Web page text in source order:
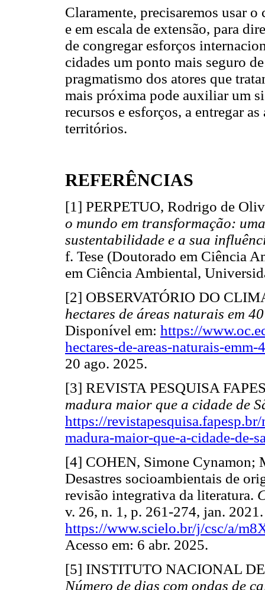
Claramente, precisaremos usar o
e em escala de extensão, para
de congregar esforços
cidades um ponto mais seguro
pragmatismo dos atores que
mais próxima pode auxiliar um
recursos e esforços, a entregar
territórios.
REFERÊNCIAS
[1] PERPETUO, Rodrigo de
o mundo em transformação:
sustentabilidade e a sua
f. Tese (Doutorado em Ciência
em Ciência Ambiental,
[2] OBSERVATÓRIO DO
hectares de áreas naturais em
Disponível em: https://
hectares-de-areas-naturais-
20 ago. 2025.
[3] REVISTA PESQUISA
madura maior que a cidade de
https://
madura-maior-que-a-cidade-de-
[4] COHEN, Simone Cynamon;
Desastres socioambientais de
revisão integrativa da literatura.
v. 26, n. 1, p. 261-274, jan.
https://www.scielo.br/j/csc/a/
Acesso em: 6 abr. 2025.
[5] INSTITUTO NACIONAL
Número de dias com ondas de